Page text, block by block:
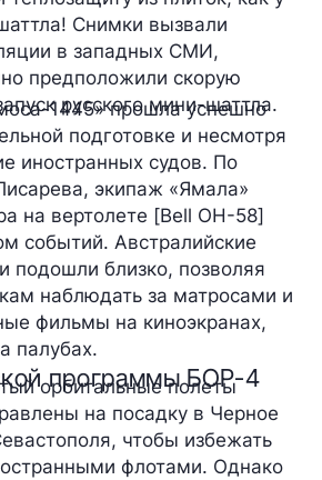
Снимки вызвали
в западных СМИ,
предположили скорую
русского мини-шаттла.
1445» прошла успешно
подготовке и несмотря
иностранных судов. По
экипаж «Ямала»
на вертолете [Bell OH-58]
событий. Австралийские
подошли близко, позволяя
наблюдать за матросами и
фильмы на киноэкранах,
палубах.
программы БОР-4
орбитальные полеты
на посадку в Черное
чтобы избежать
флотами. Однако